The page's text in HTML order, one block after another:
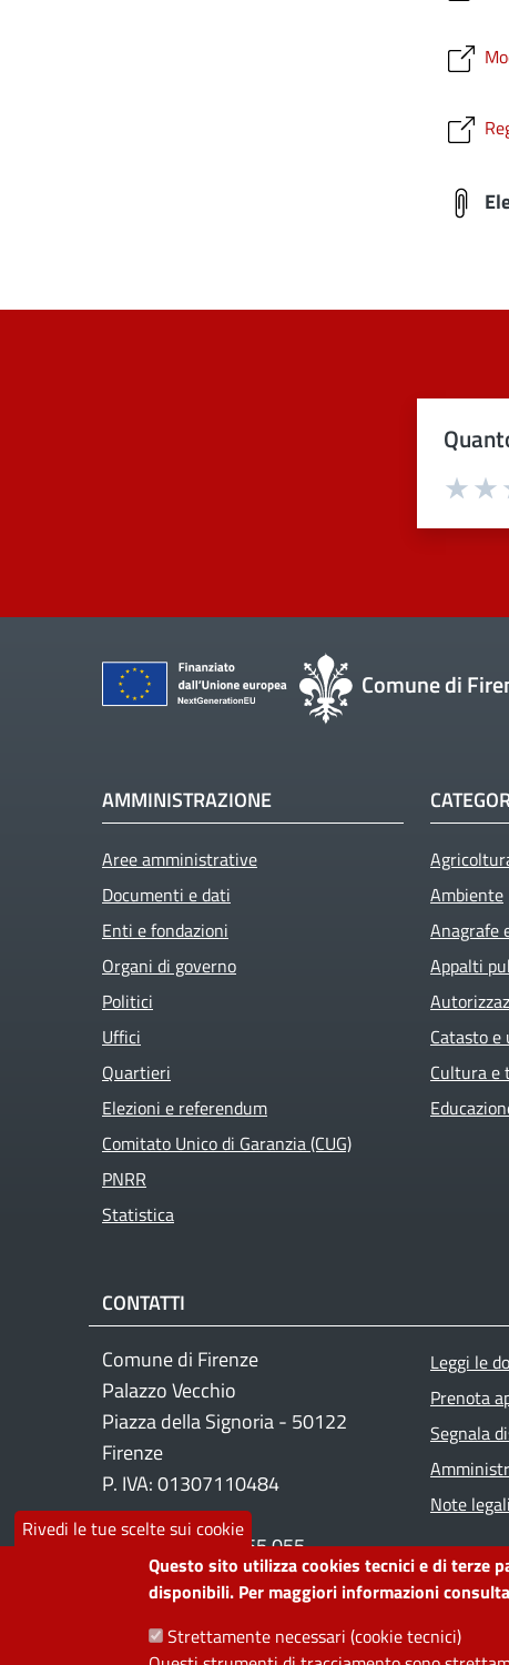
Rivedi le tue scelte sui cookie
Questo sito utilizza cookies tecnici e di terze
disponibili. Per maggiori informazioni
Strettamente necessari (cookie tecnici)
Comune di
AMMINISTRAZIONE
Aree amministrative
Documenti e dati
Enti e fondazioni
Organi di governo
Politici
Uffici
Quartieri
Elezioni e referendum
Comitato Unico di Garanzia (CUG)
PNRR
Statistica
Ambiente
Anagrafe
Appalti
Catasto
Cultura e
CONTATTI
Comune di Firenze
Palazzo Vecchio
Piazza della Signoria - 50122
Firenze
P. IVA: 01307110484
Contact center: 055 055
Leggi le
Prenota
Segnala
Note legali
PRIVACY